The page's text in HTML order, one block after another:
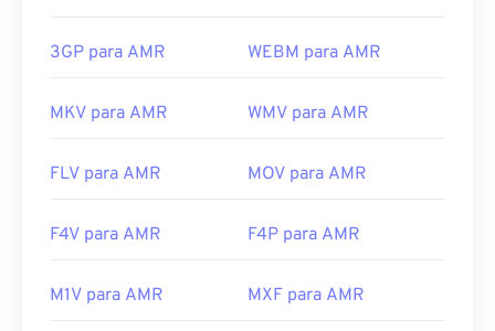
3GP para AMR WEBM para AMR
MKV para AMR WMV para AMR
FLV para AMR MOV para AMR
F4V para AMR F4P para AMR
M1V para AMR MXF para AMR